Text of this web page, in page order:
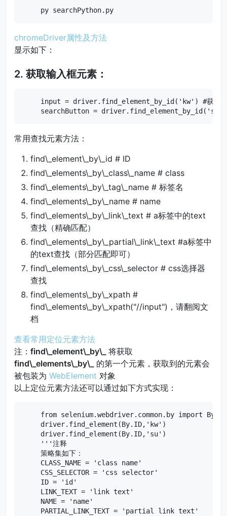
py searchPython.py
chromeDriver属性及方法
显示如下：
2. 获取输入框元素：
input = driver.find_element_by_id('kw') #获取输
searchButton = driver.find_element_by_id('su')
常用查找元素方法：
find\_element\_by\_id # ID
find\_elements\_by\_class\_name # class
find\_elements\_by\_tag\_name # 标签名
find\_elements\_by\_name # name
find\_elements\_by\_link\_text # a标签中的text
查找（精确匹配）
find\_elements\_by\_partial\_link\_text #a标签中
的text查找（部分匹配即可）
find\_elements\_by\_css\_selector # css选择器
查找
find\_elements\_by\_xpath #
find\_elements\_by\_xpath("//input")，请翻阅文
档
查看常用定位元素方法
注： find\_element\_by\_ 将获取
find\_elements\_by\_
的第一个元素，获取到的元素会
被包装为 WebElement 对象
以上定位元素方法还可以通过如下方式实现：
from selenium.webdriver.common.by import By #支
driver.find_element(By.ID,'kw')
driver.find_element(By.ID,'su')
'''注释
策略集如下：
CLASS_NAME = 'class name'
CSS_SELECTOR = 'css selector'
ID = 'id'
LINK_TEXT = 'link text'
NAME = 'name'
PARTIAL_LINK_TEXT = 'partial link text'